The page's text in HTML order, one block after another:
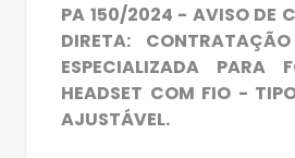
PA 150/2024 - AVISO DE
DIRETA:
ESPECIALIZADA PARA
HEADSET COM FIO -
AJUSTÁVEL.